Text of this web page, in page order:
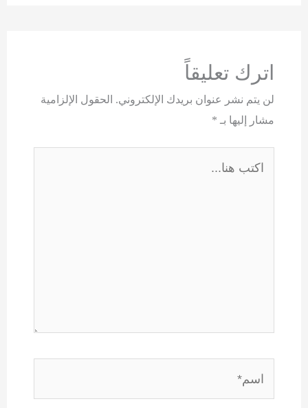
اترك تعليقاً
لن يتم نشر عنوان بريدك الإلكتروني. الحقول الإلزامية
مشار إليها بـ *